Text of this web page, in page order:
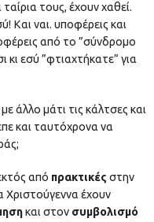
τους, έχουν χαθεί.
Και ναι. υποφέρεις και
από το ”σύνδρομο
εσύ ”φτιαχτήκατε” για
άλλο μάτι τις κάλτσες και
και ταυτόχρονα να
από πρακτικές στην
Χριστούγεννα έχουν
και στον συμβολισμό